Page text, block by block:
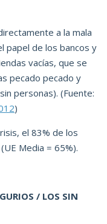
a la mala
papel de los bancos y
vacías, que se
pecado pecado y
personas). (Fuente:
)
el 83% de los
Media = 65%).
/ LOS SIN